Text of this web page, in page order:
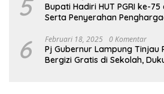
5
Bupati Hadiri HUT PGRI ke-
Serta Penyerahan
6 Februari 18, 2025 0 Komentar
Pj Gubernur Lampung Tinjau
Bergizi Gratis di Sekolah,